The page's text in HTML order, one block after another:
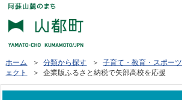
ホーム ＞分類から探す ＞子育て・教育・スポーツ
ェクト
＞ 企業版ふるさと納税で矢部高校を応援